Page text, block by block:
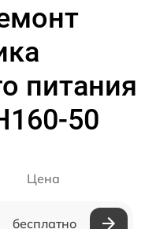
питания
50
Цена
бесплатно